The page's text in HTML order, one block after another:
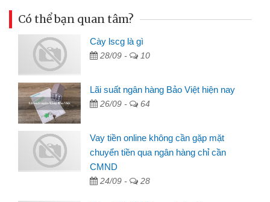
Có thể bạn quan tâm?
Cày lscg là gì
28/09 - 10
Lãi suất ngân hàng Bảo Việt hiện nay
26/09 - 64
Vay tiền online không cần gặp mặt
chuyển tiền qua ngân hàng chỉ cần
CMND
24/09 - 28